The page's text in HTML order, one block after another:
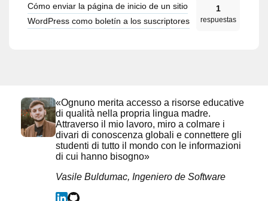
Cómo enviar la página de inicio de un sitio
WordPress como boletín a los suscriptores
1
respuestas
«Ognuno merita accesso a risorse educative
di qualità nella propria lingua madre.
Attraverso il mio lavoro, miro a colmare i
divari di conoscenza globali e connettere gli
studenti di tutto il mondo con le informazioni
di cui hanno bisogno»
Vasile Buldumac, Ingeniero de Software